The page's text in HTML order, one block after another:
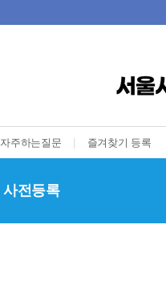
자주하는질문 즐겨찾기 등록
사전등록